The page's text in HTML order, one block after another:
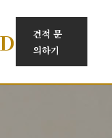
견적 문
의하기